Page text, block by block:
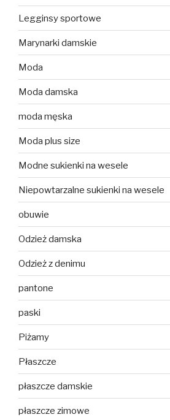
Legginsy sportowe
Marynarki damskie
Moda
Moda damska
moda męska
Moda plus size
Modne sukienki na wesele
Niepowtarzalne sukienki na wesele
obuwie
Odzież damska
Odzież z denimu
pantone
paski
Piżamy
Płaszcze
płaszcze damskie
płaszcze zimowe